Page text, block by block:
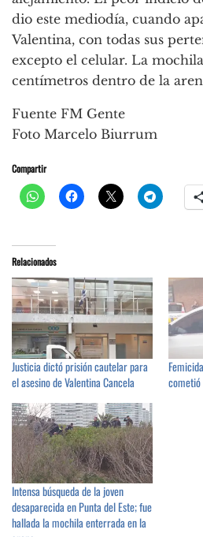
dio este mediodía, cuando
Valentina, con todas sus
excepto el celular. La
centímetros dentro de la
Fuente FM Gente
Foto Marcelo Biurrum
Compartir
Relacionados
Justicia dictó prisión cautelar para
el asesino de Valentina Cancela
Intensa búsqueda de la joven
desaparecida en Punta del Este; fue
hallada la mochila enterrada en la